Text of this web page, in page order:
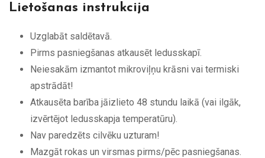
Lietošanas instrukcija
Uzglabāt saldētavā.
Pirms pasniegšanas atkausēt ledusskapī.
Neiesakām izmantot mikroviļņu krāsni vai termiski
apstrādāt!
Atkausēta barība jāizlieto 48 stundu laikā (vai ilgāk,
izvērtējot ledusskapja temperatūru).
Nav paredzēts cilvēku uzturam!
Mazgāt rokas un virsmas pirms/pēc pasniegšanas.